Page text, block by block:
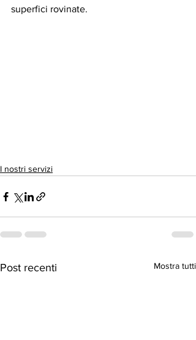
superfici rovinate.
I nostri servizi
Post recenti Mostra tutti